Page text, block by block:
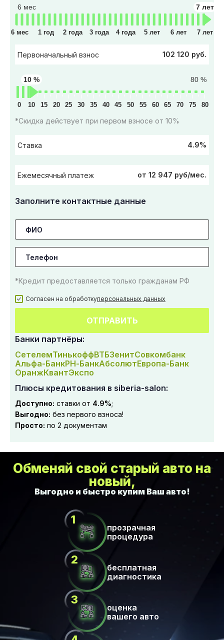
6 мес 7 лет
6 мес 1 год 2 года 3 года 4 года 5 лет 6 лет 7 лет
Первоначальный взнос 102 120 руб.
80 %
10 %
0 10 15 20 25 30 35 40 45 50 55 60 65 70 75 80
*Скидка действует при первом взносе от 10%
Ставка 4.9%
Ежемесячный платеж от 12 947 руб/мес.
Заполните контактные данные
*Кредит предоставляется только гражданам РФ
Согласен на обработкуперсональных данных
ОТПРАВИТЬ
Банки партнёры:
СетелемТинькоффВТБЗенитСовкомбанк
Альфа-БанкРН-БанкАбсолютЕвропа-Банк
ОранжКвантЭкспо
Плюсы кредитования в siberia-salon:
Доступно: ставки от 4.9%;
Выгодно: без первого взноса!
Просто: по 2 документам
Обменяй свой старый авто на
новый,
прозрачная
процедура
бесплатная
диагностика
оценка
вашего авто